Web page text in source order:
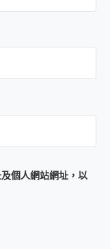
個人網站網址，以